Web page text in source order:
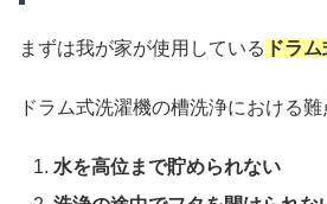
まずは我が家が使用している ドラ
ドラム式洗濯機の槽洗浄における難
水を高位まで貯められない